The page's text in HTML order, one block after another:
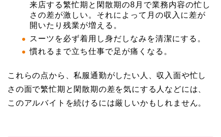
来店する繁忙期と閑散期の8月で業務内容の忙し
さの差が激しい。それによって月の収入に差が
開いたり残業が増える。
スーツを必ず着用し身だしなみを清潔にする。
慣れるまで立ち仕事で足が痛くなる。
これらの点から、私服通勤がしたい人、収入面や忙し
さの面で繁忙期と閑散期の差を気にする人などには、
このアルバイトを続けるには厳しいかもしれません。